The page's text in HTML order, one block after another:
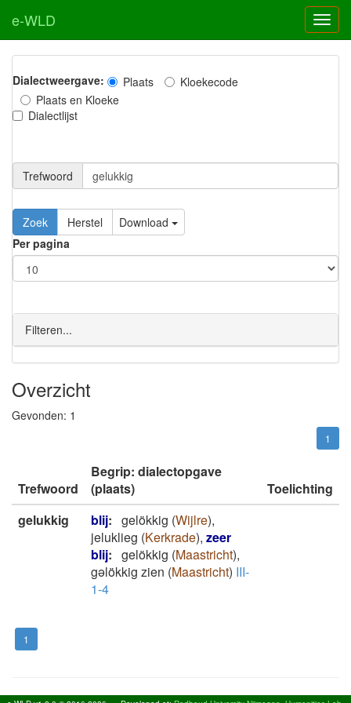
e-WLD
Dialectweergave: Plaats
Kloekecode
Plaats en Kloeke
Dialectlijst
Trefwoord
Download
Per pagina
Filteren...
Overzicht
Gevonden: 1
1
Trefwoord
Begrip: dialectopgave
(plaats)
Toelichting
gelukkig
blij: gelökkig (Wijlre),
jeluklieg (Kerkrade), zeer
blij: gelökkig (Maastricht),
gəlökkig zien (Maastricht) III-
1-4
1